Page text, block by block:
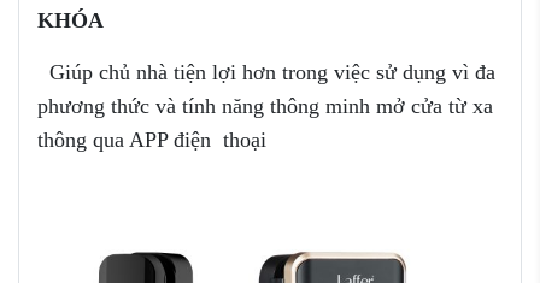
KHÓA
Giúp chủ nhà tiện lợi hơn trong việc sử dụng vì đa
phương thức và tính năng thông minh mở cửa từ xa
thông qua APP điện thoại